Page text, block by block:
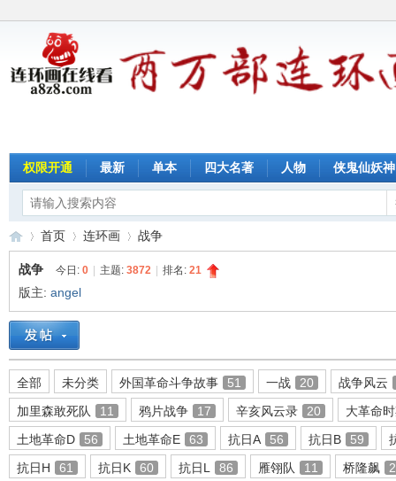
权限开通 最新 单本 四大名著 人物 侠鬼仙妖神
连»
首页
›
连环画
›
战争
战争 今日: 0 主题: 3872 排名: 21
版主: angel
全部 未分类 外国革命斗争故事 51 一战 20
战争风云
加里森敢死队
11 鸦片战争 17 辛亥风云录 20
大革命
土地革命D
56 土地革命E 63 抗日A 56 抗日B 59
抗日H
61 抗日K 60 抗日L 86 雁翎队 11 桥隆飙